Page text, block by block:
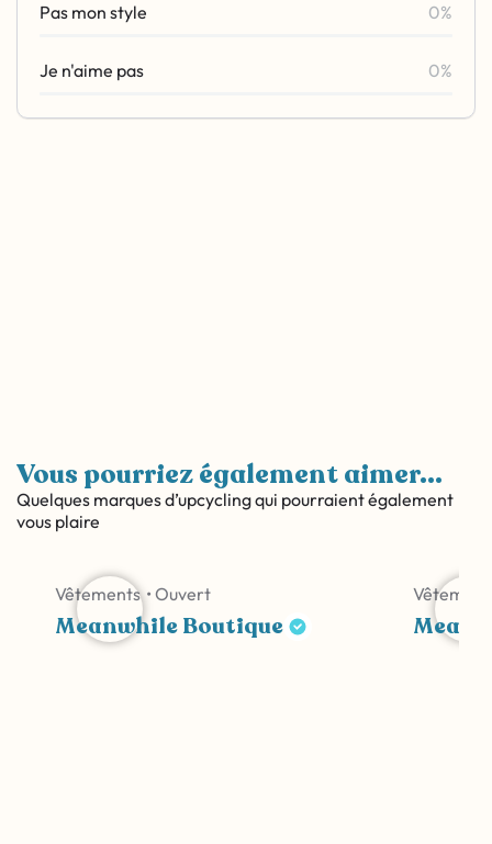
Pas mon style 0%
Je n'aime pas 0%
Vous pourriez également aimer...
Quelques marques d’upcycling qui pourraient également
vous plaire
Vêtements • Ouvert
Meanwhile Boutique